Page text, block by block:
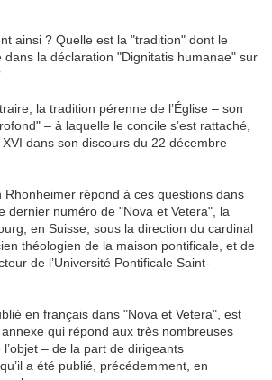
ainsi ? Quelle est la "tradition" dont le
dans la déclaration "Dignitatis humanae" sur
la tradition pérenne de l’Église – son
– à laquelle le concile s’est rattaché,
XVI dans son discours du 22 décembre
Rhonheimer répond à ces questions dans
dernier numéro de "Nova et Vetera", la
en Suisse, sous la direction du cardinal
théologien de la maison pontificale, et de
de l’Université Pontificale Saint-
en français dans "Nova et Vetera", est
annexe qui répond aux très nombreuses
– de la part de dirigeants
a été publié, précédemment, en